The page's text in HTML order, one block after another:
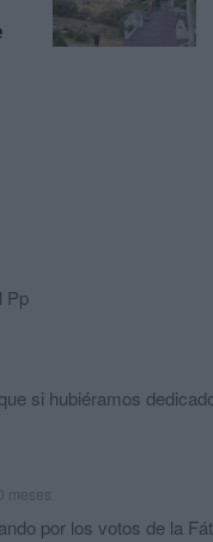
Pp
si hubiéramos
meses
por los votos de la